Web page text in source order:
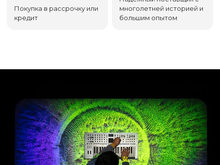
Покупка в рассрочку или
кредит
многолетней историей и
большим опытом